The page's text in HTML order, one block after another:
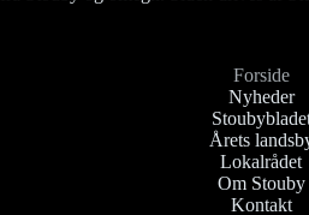
Forside
Nyheder
Årets
Lokalrådet
Om Stouby
Kontakt